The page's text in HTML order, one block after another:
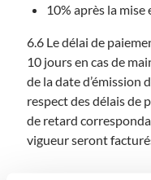
10% après la
6.6 Le délai de
10 jours en cas de
de la date d’émission
respect des délais de
de retard
vigueur seront